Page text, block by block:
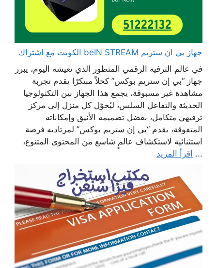
جهاز بي ان ستريم beIN STREAM الكويت مع اشتراك
في عالم الترفيه الرقمي المتطور الذي تعيشه اليوم، يبرز
جهاز “بي إن ستريم بوكس” كحلاً مبتكرًا يقدم تجربة
مشاهدة غير مسبوقة، يجمع هذا الجهاز بين التكنولوجيا
الحديثة والتفاعل السلس، ليُحوّل كل منزل إلى مركز
ترفيهي متكامل، بفضل تصميمه الأنيق وإمكاناته
المتفوقة، يقدم “بي إن ستريم بوكس” لمرتاديه فرصة
استثنائية لاستكشاف عالمٍ شاسع من المحتوى المتنوع،
... اقرأ المزيد